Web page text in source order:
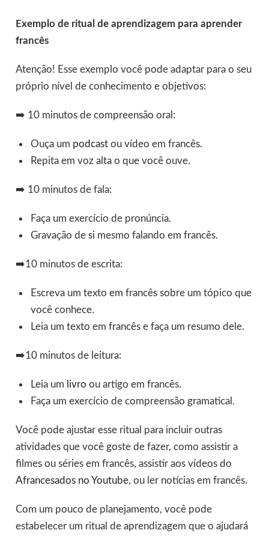
Exemplo de ritual de aprendizagem para aprender
francês
Atenção! Esse exemplo você pode adaptar para o seu
próprio nível de conhecimento e objetivos:
➡️ 10 minutos de compreensão oral:
Ouça um podcastou vídeo em francês.
Repita em voz alta o que você ouve.
➡️ 10 minutos de fala:
Faça um exercício de pronúncia.
Gravação de si mesmo falando em francês.
➡️10 minutos de escrita:
Escreva um texto em francês sobre um tópico que
você conhece.
Leia um texto em francês e faça um resumo dele.
➡️10 minutos de leitura:
Leia um livro ou artigo em francês.
Faça um exercício de compreensão gramatical.
Você pode ajustar esse ritual para incluir outras
atividades que você goste de fazer, como assistir a
filmes ou séries em francês, assistir aos vídeos do
Afrancesados no Youtube, ou ler notícias em francês.
Com um pouco de planejamento, você pode
estabelecer um ritual de aprendizagem que o ajudará